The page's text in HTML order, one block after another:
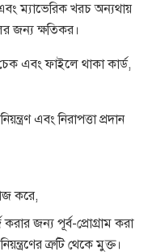
ম্যাভেরিক খরচ অন্যথায়
জন্য ক্ষতিকর।
এবং ফাইলে থাকা কার্ড,
এবং নিরাপত্তা প্রদান
করে,
জন্য পূর্ব-প্রোগ্রাম করা
ত্রুটি থেকে মুক্ত।